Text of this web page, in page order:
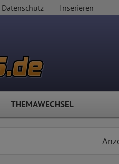
Datenschutz Inserieren
THEMAWECHSEL